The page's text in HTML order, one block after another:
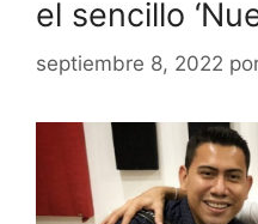
el sencillo
septiembre 8, 2022